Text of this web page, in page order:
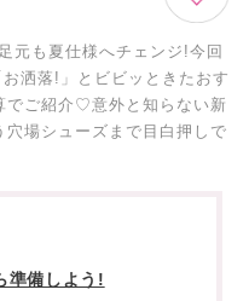
元も夏仕様へチェンジ!今回
洒落!」とビビッときたおす
でご紹介♡意外と知らない新
場シューズまで目白押しで
準備しよう!